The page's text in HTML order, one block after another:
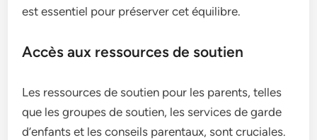
est essentiel pour préserver cet équilibre.
Accès aux ressources de soutien
Les ressources de soutien pour les parents, telles
que les groupes de soutien, les services de garde
d’enfants et les conseils parentaux, sont cruciales.